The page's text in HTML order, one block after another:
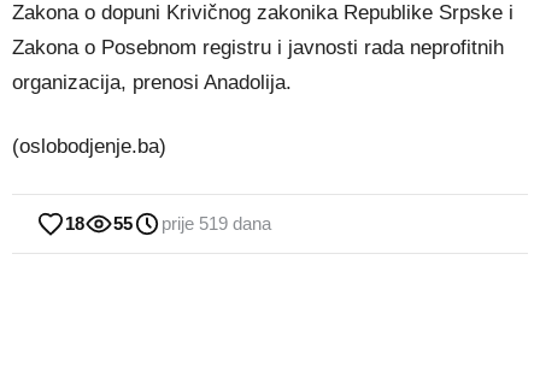
Zakona o dopuni Krivičnog zakonika Republike Srpske i
Zakona o Posebnom registru i javnosti rada neprofitnih
organizacija, prenosi Anadolija.
(oslobodjenje.ba)
18 55 prije 519 dana